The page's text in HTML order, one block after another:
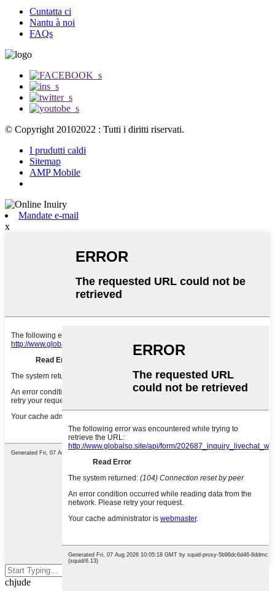
Cuntatta ci
Nantu à noi
FAQs
© Copyright 20102022 : Tutti i diritti riservati.
I prudutti caldi
Sitemap
AMP Mobile
Mandate e-mail
x
chjude